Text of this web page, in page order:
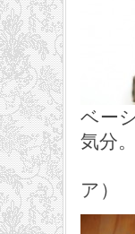
ベー
気分。
１
ア）